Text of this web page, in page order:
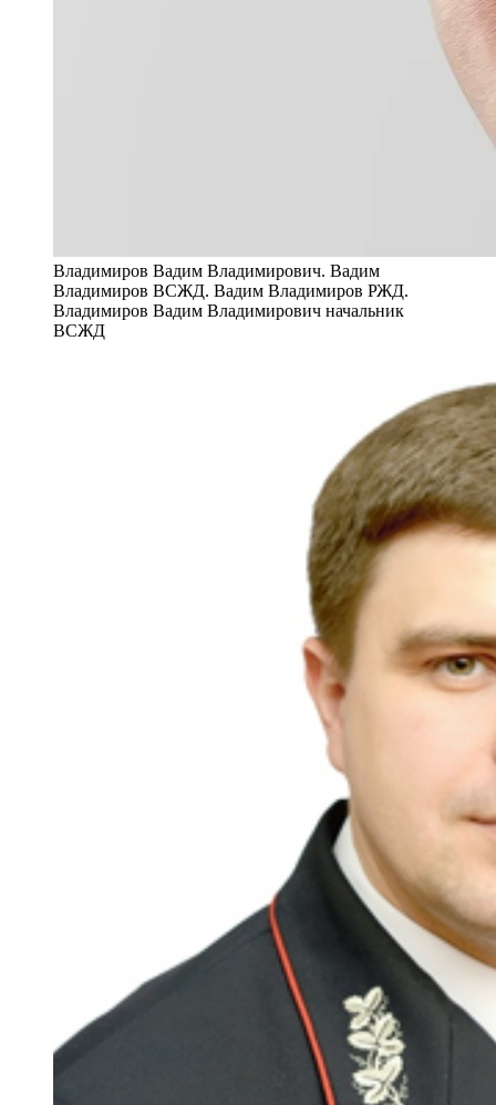
Владимиров Вадим Владимирович. Вадим
Владимиров ВСЖД. Вадим Владимиров РЖД.
Владимиров Вадим Владимирович начальник
ВСЖД